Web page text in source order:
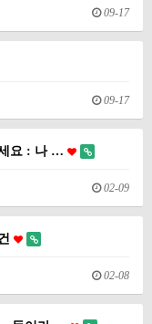
09-17
09-17
요 : 나 …
02-09
02-08